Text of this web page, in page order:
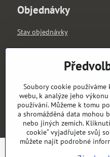
Objednávky
Stav objednávky
Soubory cookie
webu, k analýze jeho
používání. Můžeme k tomu
a shromážděná data mohou
nebo jiných zemích.
cookie“ vyjadřujete svůj
můžete najít podrobné